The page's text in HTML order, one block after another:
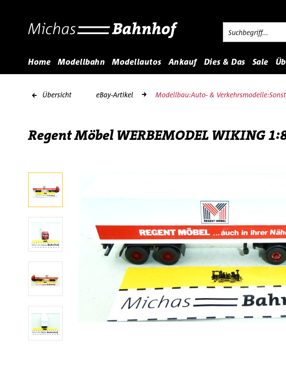
Home Modellbahn Modellautos Ankauf Dies & Das Sale
Übersicht eBay-Artikel Modellbau:Auto- &
Regent Möbel WERBEMODEL WIKING